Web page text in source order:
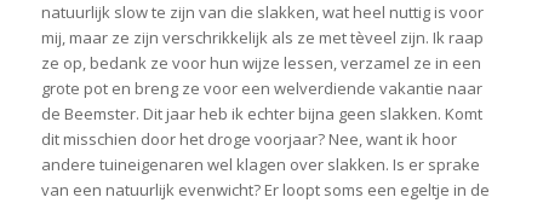
natuurlijk slow te zijn van die slakken, wat heel nuttig is voor
mij, maar ze zijn verschrikkelijk als ze met tèveel zijn. Ik raap
ze op, bedank ze voor hun wijze lessen, verzamel ze in een
grote pot en breng ze voor een welverdiende vakantie naar
de Beemster. Dit jaar heb ik echter bijna geen slakken. Komt
dit misschien door het droge voorjaar? Nee, want ik hoor
andere tuineigenaren wel klagen over slakken. Is er sprake
van een natuurlijk evenwicht? Er loopt soms een egeltje in de